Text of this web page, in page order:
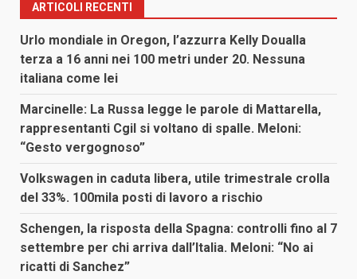
ARTICOLI RECENTI
Urlo mondiale in Oregon, l’azzurra Kelly Doualla
terza a 16 anni nei 100 metri under 20. Nessuna
italiana come lei
Marcinelle: La Russa legge le parole di Mattarella,
rappresentanti Cgil si voltano di spalle. Meloni:
“Gesto vergognoso”
Volkswagen in caduta libera, utile trimestrale crolla
del 33%. 100mila posti di lavoro a rischio
Schengen, la risposta della Spagna: controlli fino al 7
settembre per chi arriva dall’Italia. Meloni: “No ai
ricatti di Sanchez”